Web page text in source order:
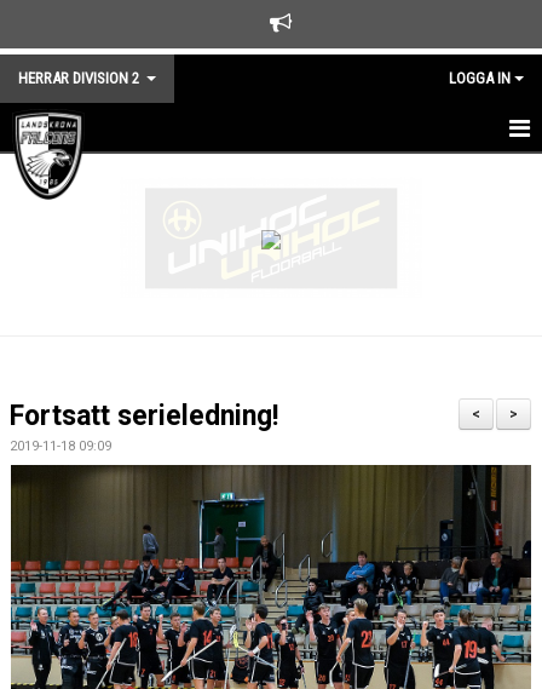
HERRAR DIVISION 2 LOGGA IN
HEM
KONTAKT
>
<
Fortsatt serieledning!
2019-11-18 09:09